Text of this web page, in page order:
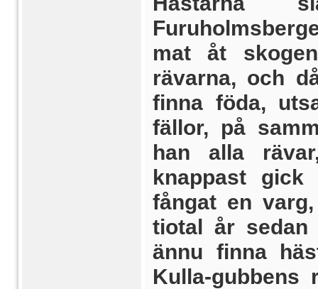
mat åt
rävarna, och
finna föda,
fällor, på
han alla
knappast
fångat en
tiotal år sedan
ännu finna
Kulla-gubbens